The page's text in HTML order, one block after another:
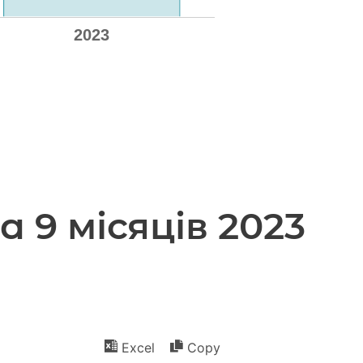
місяців 2023
Excel Copy